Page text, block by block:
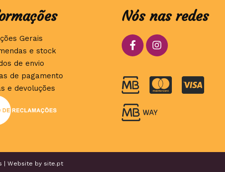
Gerais
e stock
de envio
de pagamento
e devoluções
Nós nas redes
| Website by site.pt